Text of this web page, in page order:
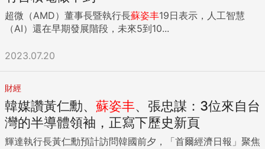
超微（AMD）董事長暨執行長蘇姿丰19日表示，人工智慧
（AI）還在早期發展階段，未來5到10...
2023.07.20
財經
韓媒讚黃仁勳、 蘇姿丰、張忠謀：3位來自台
灣的半導體領袖，正寫下歷史新頁
輝達執行長黃仁勳預計訪問韓國前夕，「首爾經濟日報」聚焦